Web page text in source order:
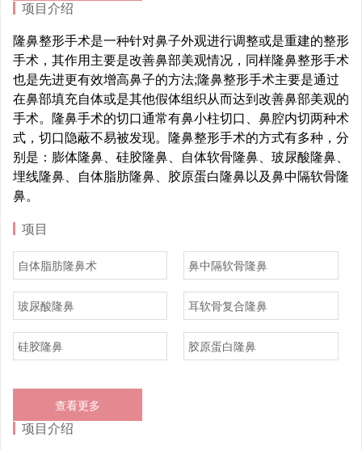
项目介绍
隆鼻整形手术是一种针对鼻子外观进行调整或是重建的整形
手术，其作用主要是改善鼻部美观情况，同样隆鼻整形手术
也是先进更有效增高鼻子的方法;隆鼻整形手术主要是通过
在鼻部填充自体或是其他假体组织从而达到改善鼻部美观的
手术。隆鼻手术的切口通常有鼻小柱切口、鼻腔内切两种术
式，切口隐蔽不易被发现。隆鼻整形手术的方式有多种，分
别是：膨体隆鼻、硅胶隆鼻、自体软骨隆鼻、玻尿酸隆鼻、
埋线隆鼻、自体脂肪隆鼻、胶原蛋白隆鼻以及鼻中隔软骨隆
鼻。
项目
自体脂肪隆鼻术 鼻中隔软骨隆鼻
玻尿酸隆鼻 耳软骨复合隆鼻
硅胶隆鼻 胶原蛋白隆鼻
查看更多
项目介绍